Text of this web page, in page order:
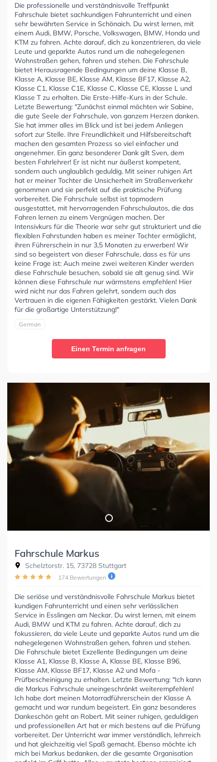
Die professionelle und verständnisvolle Treffpunkt
Fahrschule bietet sachkundigen Fahrunterricht und einen
sehr bewährten Service in Schönaich. Du wirst lernen, mit
einem Audi, BMW, Porsche, Volkswagen, BMW, Honda und
KTM zu fahren. Achte darauf, dich zu konzentrieren, da viele
Leute und geparkte Autos rund um die nahegelegenen
Wohnstraßen gehen, fahren und stehen. Die Fahrschule
bietet Herausragende Bedingungen um deine Klasse B,
Klasse A, Klasse BE, Klasse AM, Klasse BF17, Klasse A2,
Klasse C1, Klasse C1E, Klasse C, Klasse CE, Klasse L und
Klasse T zu erhalten. Die Erste-Hilfe-Kurs in der Schule.
Letzte Bewertung: "Zunächst einmal möchten wir Sabine,
die gute Seele der Fahrschule, von ganzem Herzen danken.
Sie hat immer alles im Blick und ist bei jedem Anliegen
sofort zur Stelle. Ihre Freundlichkeit und Hilfsbereitschaft
machen den gesamten Prozess so viel einfacher und
angenehmer. Ein ganz besonderer Dank gilt Sven, dem
besten Fahrlehrer! Er ist nicht nur äußerst kompetent,
sondern auch unglaublich geduldig. Mit seiner ruhigen Art
hat er meiner Tochter die Unsicherheit im Straßenverkehr
genommen und sie perfekt auf die praktische Prüfung
vorbereitet. Die Fahrschule selbst ist topmodern
ausgestattet, mit hervorragenden Fahrschulautos, die das
Fahren lernen zu einem Vergnügen machen. Der
Intensivkurs für die Theorie war sehr gut strukturiert und die
flexiblen Fahrstunden haben es meiner Tochter ermöglicht,
ihren Führerschein in nur 3,5 Monaten zu erwerben! Wir
sind so begeistert von dieser Fahrschule, dass es für uns
keine Frage ist: Auch meine zwei weiteren Kinder werden
diese Fahrschule besuchen, sobald sie alt genug sind. Wir
können diese Fahrschule nur wärmstens empfehlen! Hier
wird nicht nur das Fahren gelehrt, sondern auch das
Vertrauen in die eigenen Fähigkeiten gestärkt. Vielen Dank
für die großartige Unterstützung!"
German
Einen Termin anfragen
Fahrschule Markus
Schelztorstr. 15, 73728 Stuttgart
174 Bewertungen
Die seriöse und verständnisvolle Fahrschule Markus bietet
kundigen Fahrunterricht und einen sehr verlässlichen
Service in Esslingen am Neckar. Du wirst lernen, mit einem
Audi, BMW und KTM zu fahren. Achte darauf, dich zu
fokussieren, da viele Leute und geparkte Autos rund um die
nahegelegenen Wohnstraßen gehen, fahren und stehen.
Die Fahrschule bietet Exzellente Bedingungen um deine
Klasse A1, Klasse B, Klasse A, Klasse BE, Klasse B96,
Klasse AM, Klasse BF17, Klasse A2 und Mofa -
Prüfbescheinigung zu erhalten. Letzte Bewertung: "Ich kann
die Markus Fahrschule uneingeschränkt weiterempfehlen!
Ich habe dort meinen Motorradführerschein der Klasse A
gemacht und war rundum begeistert. Ein ganz besonderes
Dankeschön geht an Robert. Mit seiner ruhigen, geduldigen
und professionellen Art hat er mich bestens auf die Prüfung
vorbereitet. Der Unterricht war immer verständlich, lehrreich
und hat gleichzeitig viel Spaß gemacht. Ebenso möchte ich
mich bei Markus bedanken, der die gesamte Organisation